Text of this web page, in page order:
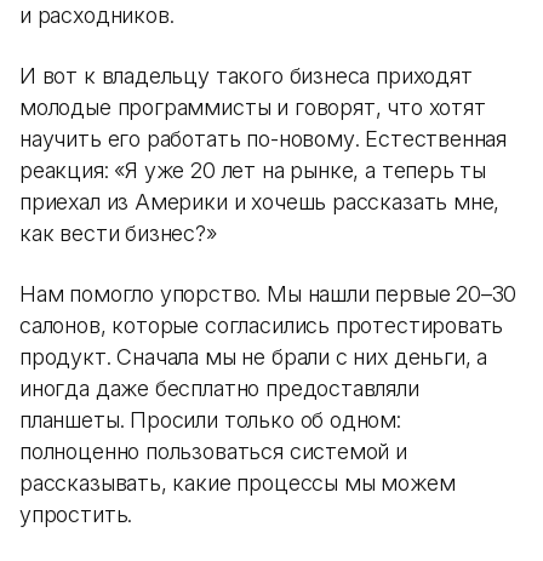
и расходников.
И вот к владельцу такого бизнеса приходят
молодые программисты и говорят, что хотят
научить его работать по-новому. Естественная
реакция: «Я уже 20 лет на рынке, а теперь ты
приехал из Америки и хочешь рассказать мне,
как вести бизнес?»
Нам помогло упорство. Мы нашли первые 20–30
салонов, которые согласились протестировать
продукт. Сначала мы не брали с них деньги, а
иногда даже бесплатно предоставляли
планшеты. Просили только об одном:
полноценно пользоваться системой и
рассказывать, какие процессы мы можем
упростить.